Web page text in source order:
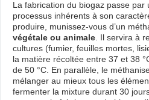
La fabrication du biogaz passe par
processus inhérents à son
produire, munissez-vous d’un
végétale ou animale . Il servira à
cultures (fumier, feuilles mortes,
la matière récoltée entre 37 et 38
de 50 °C. En parallèle, le
mélanger au mieux tous les
fermenter la mixture durant 30